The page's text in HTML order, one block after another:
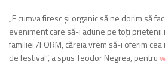
„E cumva firesc și organic să ne dorim să
eveniment care să-i adune pe toți prietenii
familiei /FORM, căreia vrem să-i oferim
de festival”, a spus Teodor Negrea, pentru